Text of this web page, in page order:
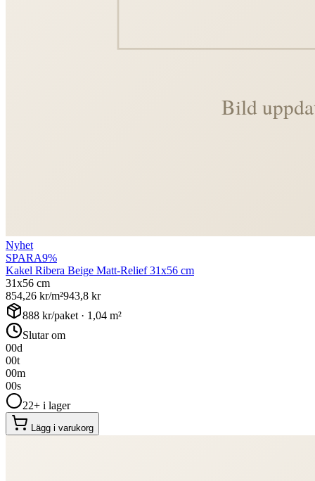
Nyhet
SPARA9%
Kakel Ribera Beige Matt-Relief 31x56 cm
31x56 cm
854,26 kr/m²943,8 kr
888 kr/paket · 1,04 m²
Slutar om
00d
00t
00m
00s
22+ i lager
Lägg i varukorg